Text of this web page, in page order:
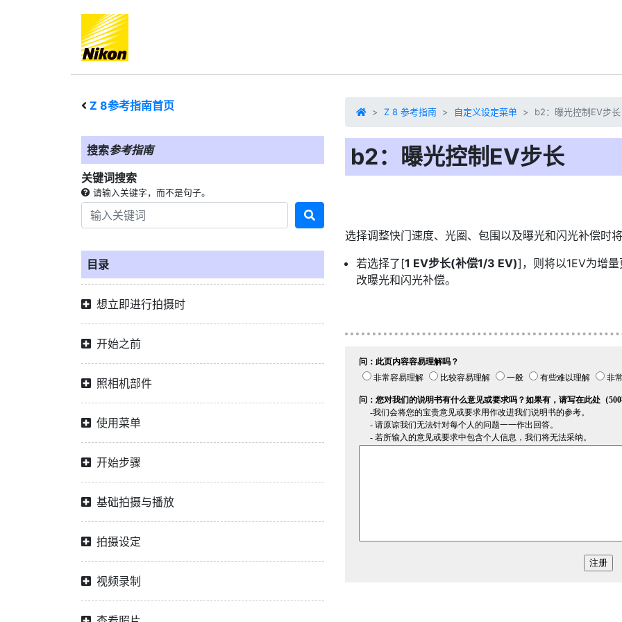
Z 8参考指南首页
搜索参考指南
关键词搜索
请输入关键字，而不是句子。
目录
想立即进行拍摄时
开始之前
照相机部件
使用菜单
开始步骤
基础拍摄与播放
拍摄设定
视频录制
Z 8 参考指南 自定义设定菜单 b2：曝光控制EV步长
b2：曝光控制EV步长
选择调整快门速度、光圈、包围以及曝光和闪光补偿时
若选择了[1 EV步长(补偿1/3 EV)]，则将以1EV为增量
改曝光和闪光补偿。